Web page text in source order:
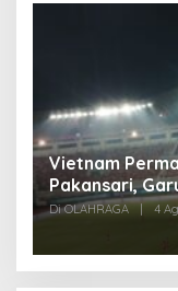
Vietnam
Pakansari,
Kandang
Di OLAHRAGA | 4